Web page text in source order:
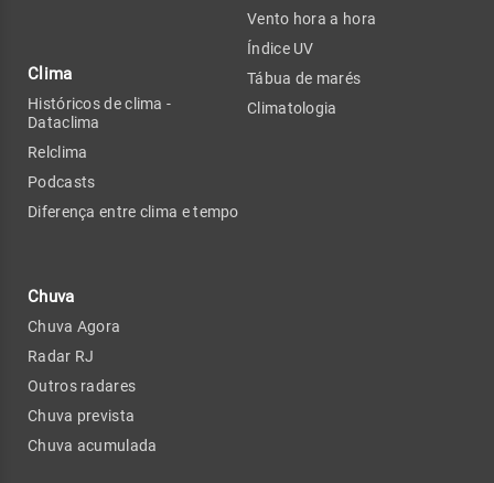
Clima
Históricos de clima -
Dataclima
Relclima
Podcasts
Diferença entre clima e tempo
Chuva
Chuva Agora
Radar RJ
Outros radares
Chuva prevista
Chuva acumulada
Vento hora a hora
Índice UV
Tábua de marés
Climatologia